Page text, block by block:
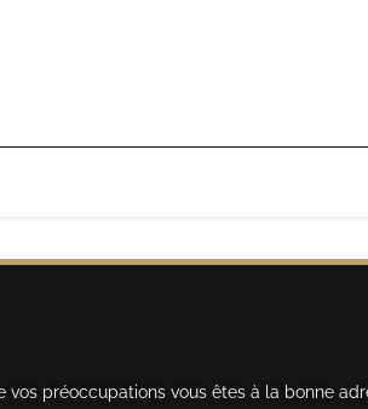
préoccupations vous êtes à la bonne